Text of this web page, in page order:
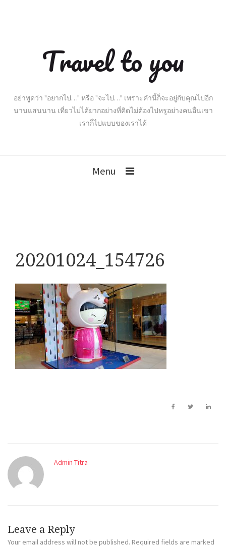
Travel to you
อย่าพูดว่า "อยากไป…" หรือ "จะไป…" เพราะคำนี้ก็จะอยู่กับคุณไปอีก
นานแสนนาน เที่ยวไม่ได้ยากอย่างที่คิดไม่ต้องไปหรูอย่างคนอื่นเขา
เราก็ไปแบบของเราได้
Menu
20201024_154726
Admin Titra
Leave a Reply
Your email address will not be published. Required fields are marked